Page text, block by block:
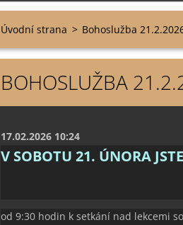
Úvodní strana > Bohoslužba
BOHOSLUŽBA
17.02.2026 10:24
V SOBOTU 21. ÚNORA
od 9:30 hodin k setkání nad lekcemi